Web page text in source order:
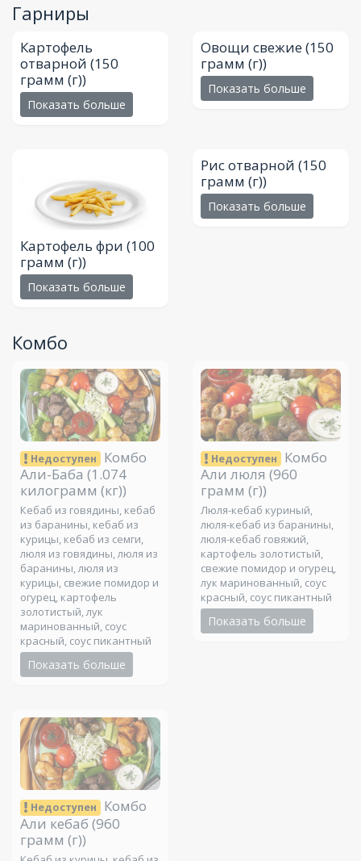
Гарниры
Картофель
отварной (150
грамм (г))
Показать больше
Овощи свежие(150
грамм (г))
Показать больше
Картофель фри (100
грамм (г))
Показать больше
Рис отварной (150
грамм (г))
Показать больше
Комбо
Недоступен
Комбо
Али-Баба (1.074
килограмм (кг))
Кебаб из говядины, кебаб
из баранины, кебаб из
курицы, кебаб из семги,
люля из говядины, люля из
баранины, люля из
курицы, свежие помидор и
огурец, картофель
золотистый, лук
маринованный, соус
красный, соус пикантный
Показать больше
Недоступен
Комбо
Али люля (960
грамм (г))
Люля-кебаб куриный,
люля-кебаб из баранины,
люля-кебаб говяжий,
картофель золотистый,
свежие помидор и огурец,
лук маринованный, соус
красный, соус пикантный
Показать больше
Недоступен
Комбо
Али кебаб (960
грамм (г))